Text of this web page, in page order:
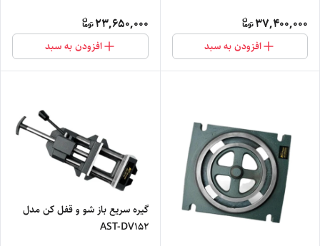
37,400,000
افزودن به سبد
23,650,000
افزودن به سبد
گیره سریع باز شو و قفل کن مدل
AST-DV152